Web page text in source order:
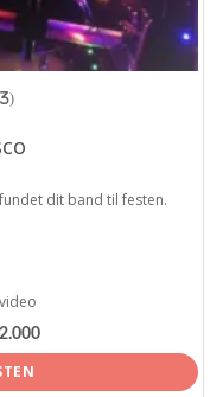
dit band til festen.